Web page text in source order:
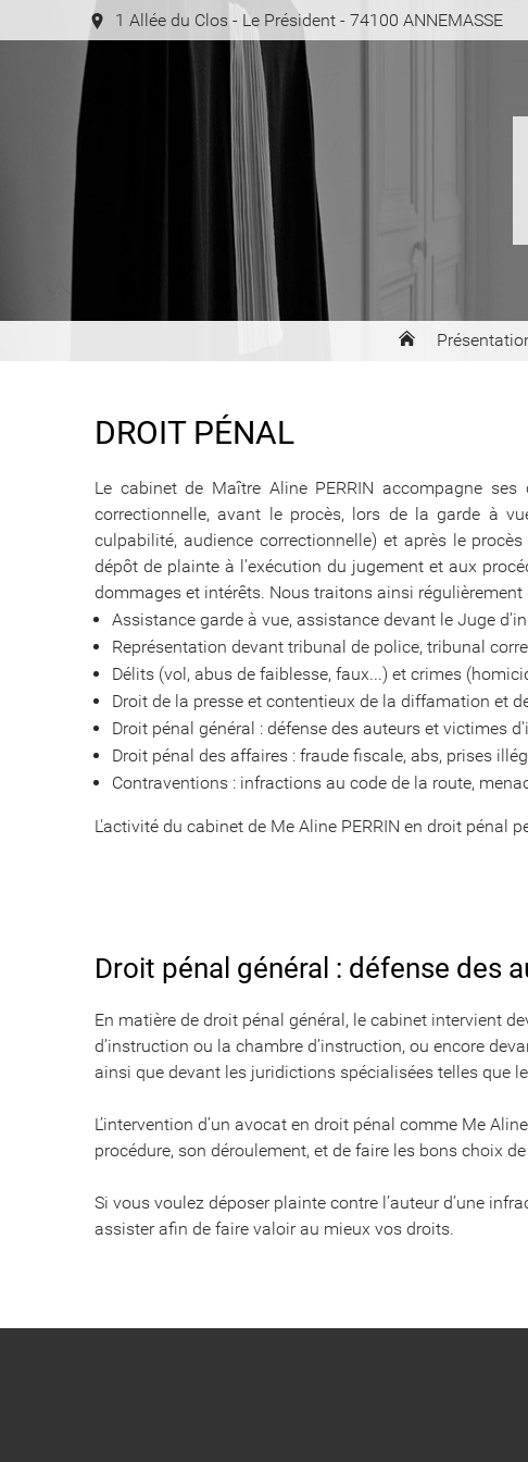
1 Allée du Clos - Le Président - 74100 ANNEMASSE
DROIT PÉNAL
Le cabinet de Maître Aline PERRIN accompagne
correctionnelle, avant le procès, lors de la garde à
culpabilité, audience correctionnelle) et après le
dépôt de plainte à l’exécution du jugement et aux
dommages et intérêts. Nous traitons ainsi
Assistance garde à vue, assistance devant le Juge
Représentation devant tribunal de police, tribunal
Délits (vol, abus de faiblesse, faux...) et crimes
Droit de la presse et contentieux de la diffamation et
Droit pénal général : défense des auteurs et victimes
Droit pénal des affaires : fraude fiscale, abs, prises
Contraventions : infractions au code de la route,
L'activité du cabinet de Me Aline PERRIN en droit pénal
Droit pénal général : défense des
En matière de droit pénal général, le cabinet intervient
d’instruction ou la chambre d’instruction, ou encore
ainsi que devant les juridictions spécialisées telles que
L’intervention d’un avocat en droit pénal comme Me
procédure, son déroulement, et de faire les bons choix
Si vous voulez déposer plainte contre l’auteur d’une
assister afin de faire valoir au mieux vos droits.